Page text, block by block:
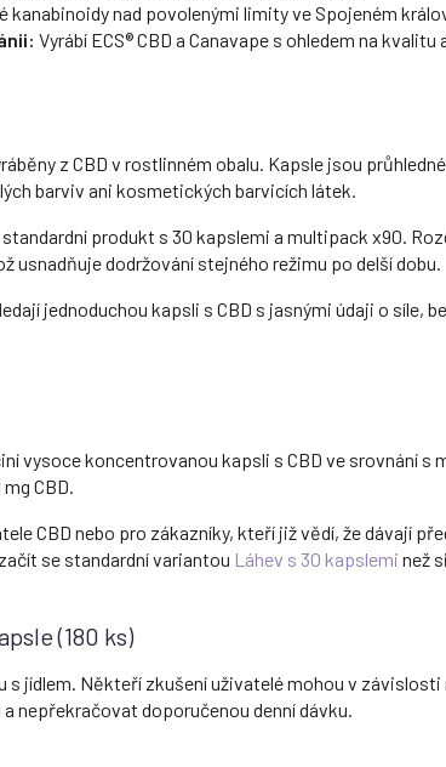
kanabinoidy nad povolenými limity ve Spojeném
Vyrábí ECS® CBD a Canavape s ohledem na
z CBD v rostlinném obalu. Kapsle jsou
barviv ani kosmetických barvicích látek.
produkt s 30 kapslemi a multipack x90.
usnadňuje dodržování stejného režimu po delší dobu.
jednoduchou kapsli s CBD s jasnými údaji o síle,
vysoce koncentrovanou kapsli s CBD ve srovnání
CBD.
CBD nebo pro zákazníky, kteří již vědí, že dávají
se standardní variantou Láhev s 30 kapslemi než
(180 ks)
s jídlem. Někteří zkušení uživatelé mohou v závislosti
nepřekračovat doporučenou denní dávku.